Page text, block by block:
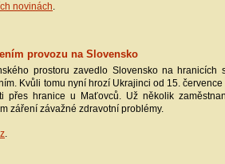
novinách.
provozu na Slovensko
prostoru zavedlo Slovensko na hranicích
Kvůli tomu nyní hrozí Ukrajinci od 15.
přes hranice u Maťovců. Už několik
záření závažné zdravotní problémy.
.